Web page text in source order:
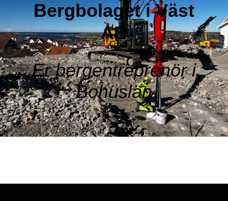
Bergbolaget i Väst
AB
Er bergentreprenör i
Bohuslän